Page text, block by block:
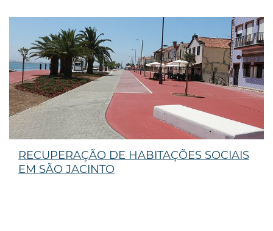
RECUPERAÇÃO DE HABITAÇÕES SOCIAIS
EM SÃO JACINTO